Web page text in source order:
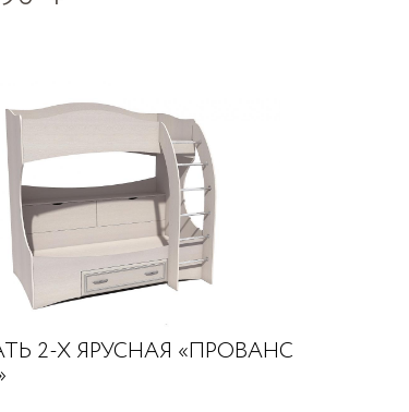
2-Х ЯРУСНАЯ «ПРОВАНС